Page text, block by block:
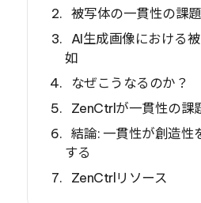
被写体の一貫性の課題
AI生成画像における
如
なぜこうなるのか？
ZenCtrlが一貫性の課
結論: 一貫性が創造性
する
ZenCtrlリソース